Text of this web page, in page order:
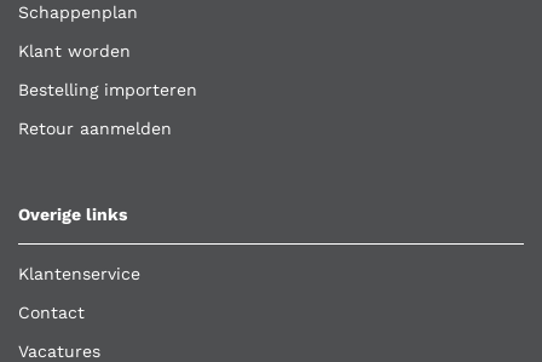
Schappenplan
Klant worden
Bestelling importeren
Retour aanmelden
Overige links
Klantenservice
Contact
Vacatures